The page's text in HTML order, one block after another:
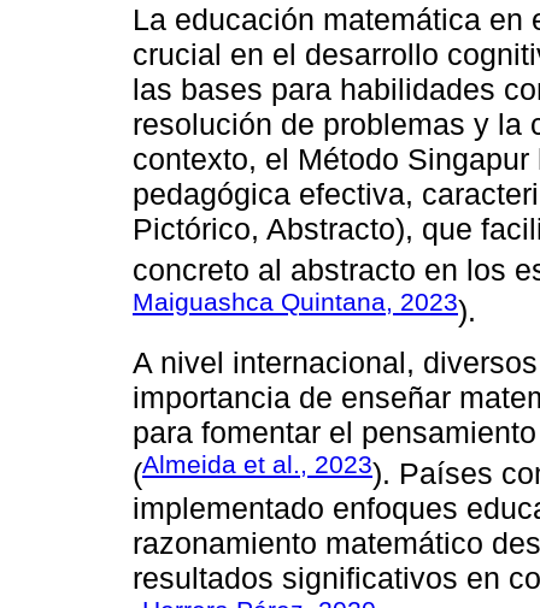
La educación matemática en
crucial en el desarrollo
las bases para habilidades
resolución de problemas y la
contexto, el Método
pedagógica efectiva,
Pictórico, Abstracto), que
concreto al abstracto en los
Maiguashca Quintana, 2023).
A nivel internacional,
importancia de enseñar
para fomentar el
(Almeida et al., 2023). Países
implementado enfoques
razonamiento matemático
resultados significativos en